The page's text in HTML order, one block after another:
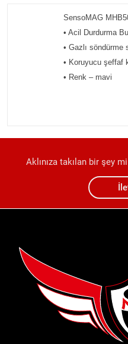
SensoMAG
• Acil Durdurma
• Gazlı söndürme
• Koruyucu şeffaf
• Renk – mavi
Aklınıza takılan bir şey